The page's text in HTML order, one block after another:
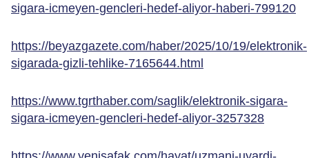
sigara-icmeyen-gencleri-hedef-aliyor-haberi-799120
https://beyazgazete.com/haber/2025/10/19/elektronik-
sigarada-gizli-tehlike-7165644.html
https://www.tgrthaber.com/saglik/elektronik-sigara-
sigara-icmeyen-gencleri-hedef-aliyor-3257328